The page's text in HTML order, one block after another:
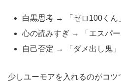
白黒思考 → 「ゼロ100くん
心の読みすぎ → 「エスパー
自己否定 → 「ダメ出し鬼」
少しユーモアを入れるのがコツ